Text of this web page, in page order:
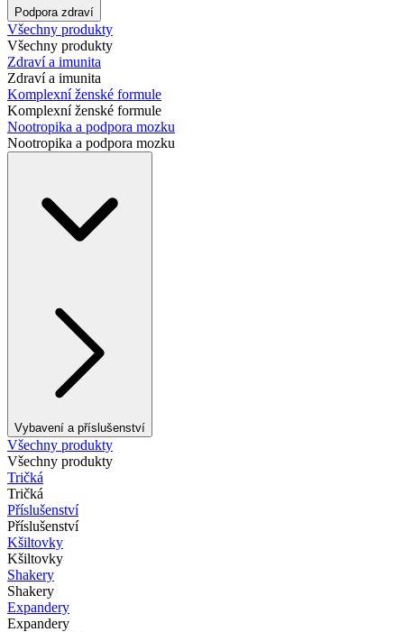
Podpora zdraví
Všechny produkty
Všechny produkty
Zdraví a imunita
Zdraví a imunita
Komplexní ženské formule
Komplexní ženské formule
Nootropika a podpora mozku
Nootropika a podpora mozku
Vybavení a příslušenství
Všechny produkty
Všechny produkty
Tričká
Tričká
Příslušenství
Příslušenství
Kšiltovky
Kšiltovky
Shakery
Shakery
Expandery
Expandery